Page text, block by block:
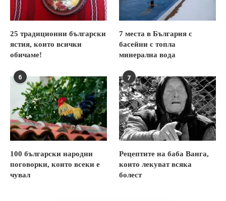
25 традиционни български
ястия, които всички
обичаме!
7 места в България с
басейни с топла
минерална вода
6
100 български народни
поговорки, които всеки е
чувал
7
Рецептите на баба Ванга,
които лекуват всяка
болест